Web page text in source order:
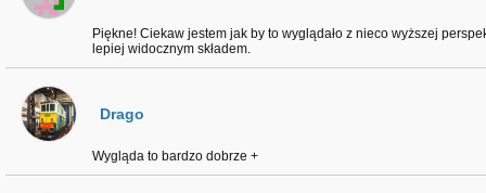
Piękne! Ciekaw jestem jak by to wyglądało z nieco wyższej
lepiej widocznym składem.
Drago
Wygląda to bardzo dobrze +